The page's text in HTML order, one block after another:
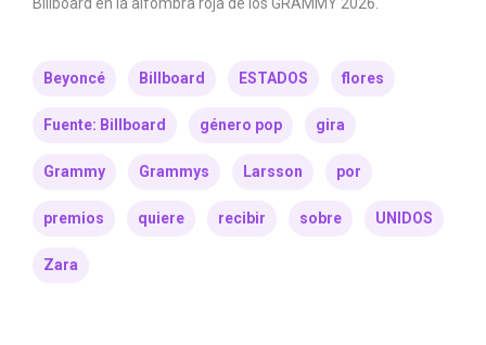
Beyoncé Billboard ESTADOS flores
Fuente: Billboard género pop gira
Grammy Grammys Larsson por
premios quiere recibir sobre UNIDOS
Zara